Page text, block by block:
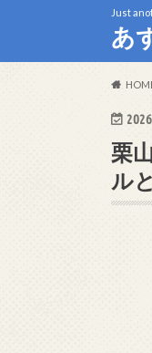
Just
あ
栗
ル